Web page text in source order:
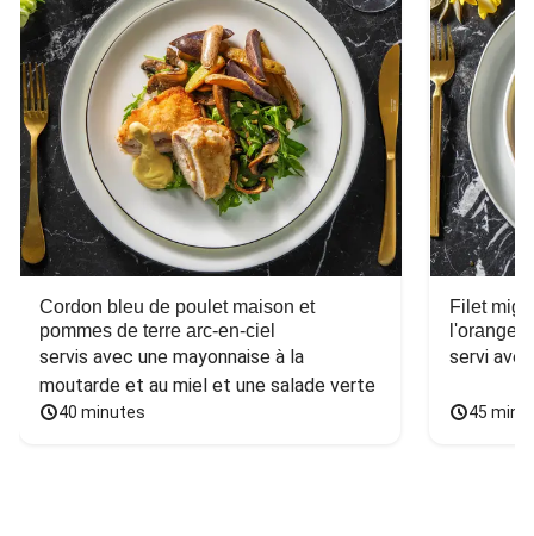
Cordon bleu de poulet maison et
pommes de terre arc-en-ciel
servis avec une mayonnaise à la
moutarde et au miel et une salade verte
40 minutes
Filet
l'orange
servi
45